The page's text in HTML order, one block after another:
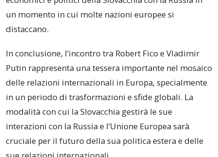
un momento in cui molte nazioni europee si
distaccano.
In conclusione, l’incontro tra Robert Fico e Vladimir
Putin rappresenta una tessera importante nel mosaico
delle relazioni internazionali in Europa, specialmente
in un periodo di trasformazioni e sfide globali. La
modalità con cui la Slovacchia gestirà le sue
interazioni con la Russia e l’Unione Europea sarà
cruciale per il futuro della sua politica estera e delle